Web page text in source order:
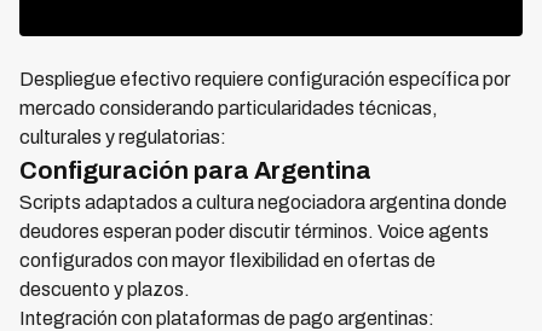
Despliegue efectivo requiere configuración específica por
mercado considerando particularidades técnicas,
culturales y regulatorias:
Configuración para Argentina
Scripts adaptados a cultura negociadora argentina donde
deudores esperan poder discutir términos. Voice agents
configurados con mayor flexibilidad en ofertas de
descuento y plazos.
Integración con plataformas de pago argentinas: